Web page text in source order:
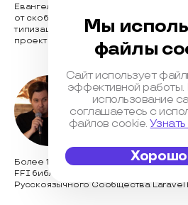
Евангелист PHP. Автор канала Пых
от скобок в PHP 8.4. Сейчас
типизацией и рефлексией для PHP в
проекта Typhoon.
Несмеянов
Более 10+ лет в экосистеме PHP.
FFI библиотек. Контрибьютор языка.
Русскоязычного Сообщества Laravel
Мы
файлы
Сайт использует
эффективной
использование
соглашаетесь с
файлов cookie.
Хорошо